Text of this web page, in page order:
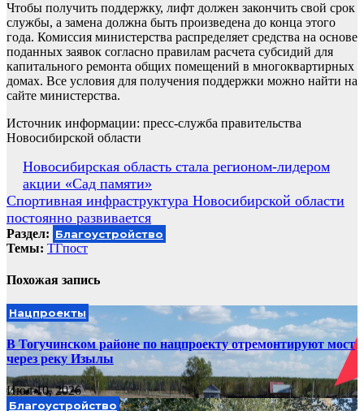
Чтобы получить поддержку, лифт должен закончить свой срок
службы, а замена должна быть произведена до конца этого
года. Комиссия министерства распределяет средства на основе
поданных заявок согласно правилам расчета субсидий для
капитального ремонта общих помещений в многоквартирных
домах. Все условия для получения поддержки можно найти на
сайте министерства.
Источник информации: пресс-служба правительства
Новосибирской области
Навигация
по
записям
Новосибирская область стала регионом-лидером
акции «Сад памяти»
Спортивная инфраструктура Новосибирской области
постоянно развивается
Раздел: Благоустройство
Темы: ТГпост
Похожая запись
Нацпроекты
В Тогучинском районе по нацпроекту отремонтируют мост
через реку Изылы
Июл 10, 2026
Благоустройство